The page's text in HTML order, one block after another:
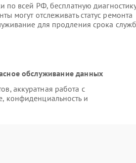
по всей РФ, бесплатную
могут отслеживать статус ремонта
для продления срока
обслуживание данных
аккуратная работа с
конфиденциальность и